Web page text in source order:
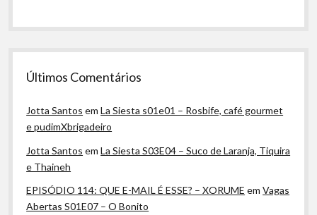
Últimos Comentários
Jotta Santos emLa Siesta s01e01 – Rosbife, café gourmet
e pudimXbrigadeiro
Jotta Santos emLa Siesta S03E04 – Suco de Laranja, Tiquira
e Thaineh
EPISÓDIO 114: QUE E-MAIL É ESSE? – XORUME emVagas
Abertas S01E07 – O Bonito